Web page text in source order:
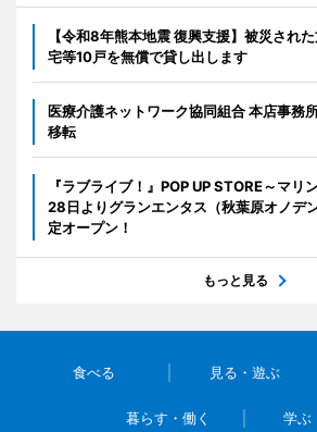
【令和8年熊本地震 復興支援】被災され
宅等10戸を無償で貸し出します
医療介護ネットワーク協同組合 本店事務
移転
『ラブライブ！』POP UP STORE～マリ
28日よりグランエンタス（秋葉原オノデ
定オープン！
もっと見る
食べる 見る・遊ぶ
暮らす・働く 学ぶ